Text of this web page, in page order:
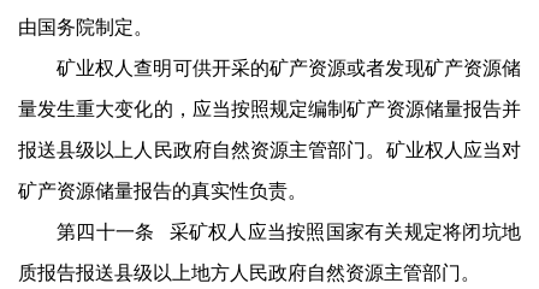
由国务院制定。
矿业权人查明可供开采的矿产资源或者发现矿产资源储
量发生重大变化的，应当按照规定编制矿产资源储量报告并
报送县级以上人民政府自然资源主管部门。矿业权人应当对
矿产资源储量报告的真实性负责。
第四十一条 采矿权人应当按照国家有关规定将闭坑地
质报告报送县级以上地方人民政府自然资源主管部门。